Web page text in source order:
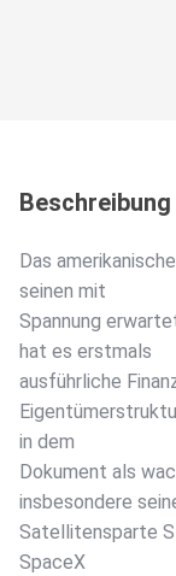
Beschreibung
Das
seinen mit
Spannung
hat es erstmals
ausführliche
in dem
Dokument als
insbesondere
Satellitensparte
SpaceX